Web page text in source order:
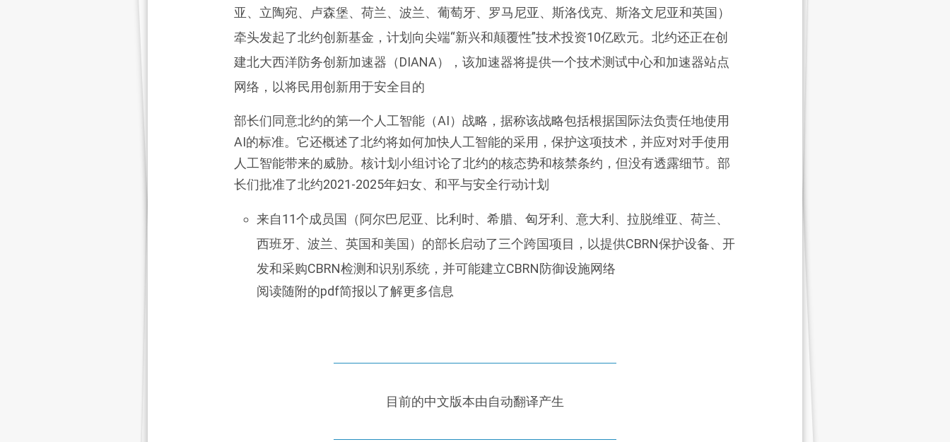
亚、立陶宛、卢森堡、荷兰、波兰、葡萄牙、罗马尼亚、斯洛伐克、斯洛文尼亚和英国）
牵头发起了北约创新基金，计划向尖端“新兴和颠覆性”技术投资10亿欧元。北约还正在创
建北大西洋防务创新加速器（DIANA），该加速器将提供一个技术测试中心和加速器站点
网络，以将民用创新用于安全目的
部长们同意北约的第一个人工智能（AI）战略，据称该战略包括根据国际法负责任地使用
AI的标准。它还概述了北约将如何加快人工智能的采用，保护这项技术，并应对对手使用
人工智能带来的威胁。核计划小组讨论了北约的核态势和核禁条约，但没有透露细节。部
长们批准了北约2021-2025年妇女、和平与安全行动计划
来自11个成员国（阿尔巴尼亚、比利时、希腊、匈牙利、意大利、拉脱维亚、荷兰、
西班牙、波兰、英国和美国）的部长启动了三个跨国项目，以提供CBRN保护设备、开
发和采购CBRN检测和识别系统，并可能建立CBRN防御设施网络
阅读随附的pdf简报以了解更多信息
目前的中文版本由自动翻译产生